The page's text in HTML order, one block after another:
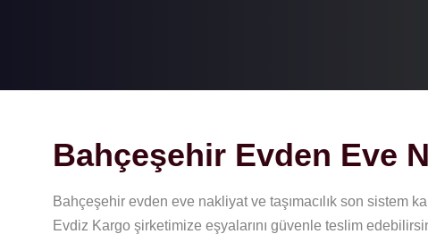
Bahçeşehir Evden Eve
Bahçeşehir evden eve nakliyat ve taşımacılık son sistem
Evdiz Kargo şirketimize eşyalarını güvenle teslim